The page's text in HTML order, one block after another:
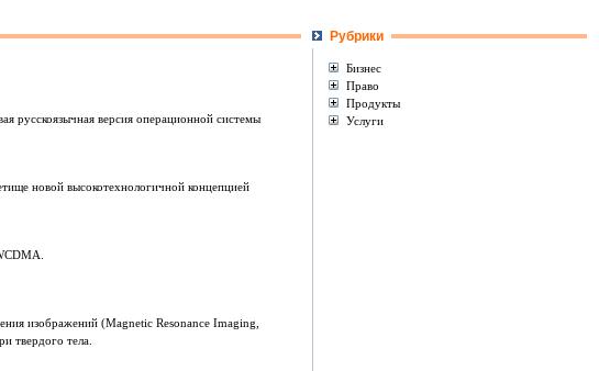
Рубрики
Бизнес
Право
Продукты
Услуги
русскоязычная версия операционной системы
новой высокотехнологичной концепцией
изображений (Magnetic Resonance Imaging,
твердого тела.